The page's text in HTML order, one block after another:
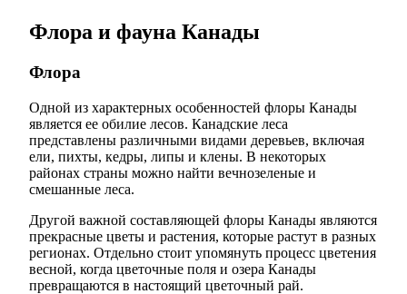
Флора и фауна Канады
Флора
Одной из характерных особенностей флоры Канады
является ее обилие лесов. Канадские леса
представлены различными видами деревьев, включая
ели, пихты, кедры, липы и клены. В некоторых
районах страны можно найти вечнозеленые и
смешанные леса.
Другой важной составляющей флоры Канады являются
прекрасные цветы и растения, которые растут в разных
регионах. Отдельно стоит упомянуть процесс цветения
весной, когда цветочные поля и озера Канады
превращаются в настоящий цветочный рай.